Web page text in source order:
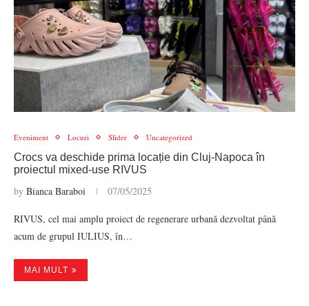
Eveniment Locuri Slider Uncategorized
Crocs va deschide prima locație din Cluj-Napoca în
proiectul mixed-use RIVUS
by Bianca Baraboi 07/05/2025
RIVUS, cel mai amplu proiect de regenerare urbană dezvoltat până
acum de grupul IULIUS, în…
MAI MULT